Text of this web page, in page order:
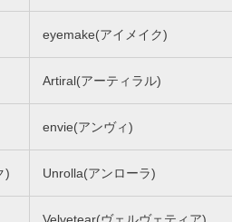
eyemake(アイメイク)
Artiral(アーティラル)
envie(アンヴィ)
) Unrolla(アンローラ)